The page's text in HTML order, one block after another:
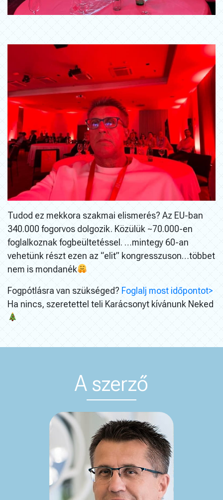
Tudod ez mekkora szakmai elismerés? Az EU-ban
340.000 fogorvos dolgozik. Közülük ~70.000-en
foglalkoznak fogbeültetéssel. …mintegy 60-an
vehetünk részt ezen az “elit” kongresszuson…többet
nem is mondanék
Fogpótlásra van szükséged? Foglalj most időpontot>
Ha nincs, szeretettel teli Karácsonyt kívánunk Neked
A szerző